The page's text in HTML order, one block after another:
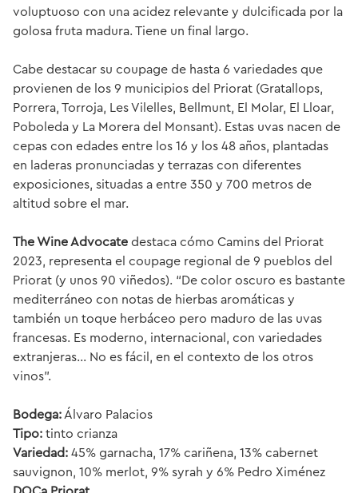
voluptuoso con una acidez relevante y dulcificada por la
golosa fruta madura. Tiene un final largo.
Cabe destacar su coupage de hasta 6 variedades que
provienen de los 9 municipios del Priorat (Gratallops,
Porrera, Torroja, Les Vilelles, Bellmunt, El Molar, El Lloar,
Poboleda y La Morera del Monsant). Estas uvas nacen de
cepas con edades entre los 16 y los 48 años, plantadas
en laderas pronunciadas y terrazas con diferentes
exposiciones, situadas a entre 350 y 700 metros de
altitud sobre el mar.
The Wine Advocate destaca cómo Camins del Priorat
2023, representa el coupage regional de 9 pueblos del
Priorat (y unos 90 viñedos). “De color oscuro es bastante
mediterráneo con notas de hierbas aromáticas y
también un toque herbáceo pero maduro de las uvas
francesas. Es moderno, internacional, con variedades
extranjeras... No es fácil, en el contexto de los otros
vinos”.
Bodega: Álvaro Palacios
Tipo: tinto crianza
Variedad: 45% garnacha, 17% cariñena, 13% cabernet
sauvignon, 10% merlot, 9% syrah y 6% Pedro Ximénez